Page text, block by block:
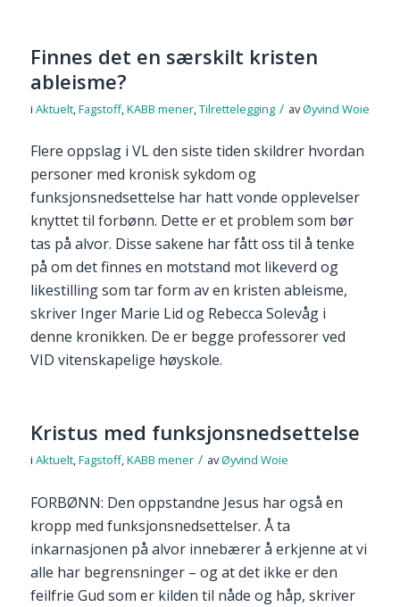
Finnes det en særskilt kristen
ableisme?
i Aktuelt,Fagstoff,KABB mener,Tilrettelegging / avØyvind Woie
Flere oppslag i VL den siste tiden skildrer hvordan
personer med kronisk sykdom og
funksjonsnedsettelse har hatt vonde opplevelser
knyttet til forbønn. Dette er et problem som bør
tas på alvor. Disse sakene har fått oss til å tenke
på om det finnes en motstand mot likeverd og
likestilling som tar form av en kristen ableisme,
skriver Inger Marie Lid og Rebecca Solevåg i
denne kronikken. De er begge professorer ved
VID vitenskapelige høyskole.
Kristus med funksjonsnedsettelse
i Aktuelt,Fagstoff,KABB mener / avØyvind Woie
FORBØNN: Den oppstandne Jesus har også en
kropp med funksjonsnedsettelser. Å ta
inkarnasjonen på alvor innebærer å erkjenne at vi
alle har begrensninger – og at det ikke er den
feilfrie Gud som er kilden til nåde og håp, skriver